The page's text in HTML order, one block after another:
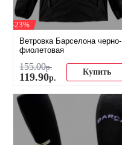
-23%
Ветровка Барселона черно-
фиолетовая
155.00р.
119.90р.
Купить